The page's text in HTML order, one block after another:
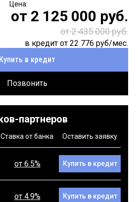
от 2 125 000 руб.
от 2 435 000 руб.
в кредит от 22 776 руб/мес.
Купить в кредит
Позвонить
партнеров
Ставка от банка Оставить заявку
от 6.5% Купить в кредит
от 4.9% Купить в кредит